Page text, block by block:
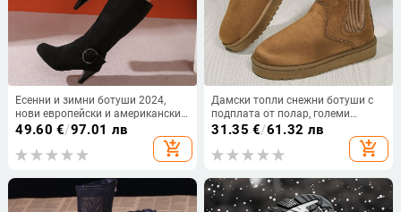
Есенни и зимни ботуши 2024,
нови европейски и американски
ботуши без коляно, велурени,
търговия, размер 40-43, къси
49.60 €/97.01 лв
add_shopping_cart
Дамски топли снежни ботуши с
подплата от полар, големи
размери, европейски и
американски стил, комплект от
обувки с кръгла глава, модни
31.35 €/61.32 лв
add_shopping_cart